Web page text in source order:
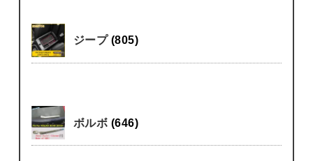
ジープ (805)
ボルボ (646)